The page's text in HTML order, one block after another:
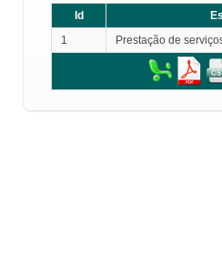
Id
1
Prestação de